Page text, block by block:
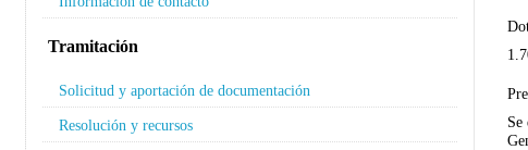
Tramitación
Solicitud y aportación de documentación
Resolución y recursos
Se